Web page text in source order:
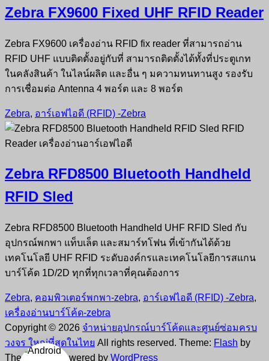
Zebra FX9600 Fixed UHF RFID Reader
Zebra FX9600 เครื่องอ่าน RFID fix reader ที่สามารถอ่าน
RFID UHF แบบติดตั้งอยู่กับที่ สามารถติดตั้งได้ทั้งที่ประตูเกท
ในคลังสินค้า ในไลน์ผลิต และอื่น ๆ มความทนทานสูง รองรับ
การเชื่อมต่อ Antenna 4 พอร์ต และ 8 พอร์ต
Zebra, อาร์เอฟไอดี (RFID) -Zebra
Zebra RFD8500 Bluetooth Handheld
RFID Sled
Zebra RFD8500 Bluetooth Handheld UHF RFID Sled กับ
อุปกรณ์พกพา แท็บเล็ต และสมาร์ทโฟน ที่เข้ากันได้ด้วย
เทคโนโลยี UHF RFID ระดับองค์กรและเทคโนโลยีการสแกน
บาร์โค้ด 1D/2D ทุกที่ทุกเวลาที่คุณต้องการ
Zebra, คอมพิวเตอร์พกพา-zebra, อาร์เอฟไอดี (RFID) -Zebra,
เครื่องอ่านบาร์โค้ด-zebra
Copyright © 2026 จำหน่ายอุปกรณ์บาร์โค้ดและศูนย์ซ่อมครบ
วงจร ใหญ่ที่สุดในไทย All rights reserved. Theme: Flash by
ThemeGrill. Powered by WordPress